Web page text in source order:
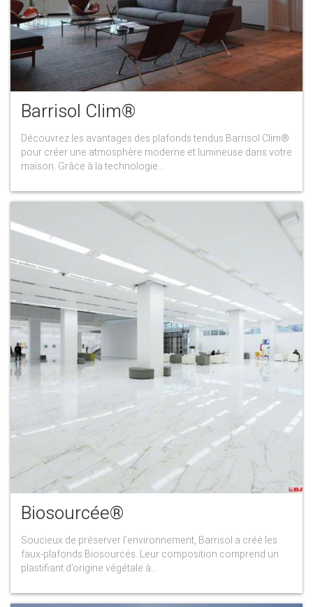
Barrisol Clim®
Découvrez les avantages des plafonds tendus Barrisol Clim®
pour créer une atmosphère moderne et lumineuse dans votre
maison. Grâce à la technologie...
Biosourcée®
Soucieux de préserver l’environnement, Barrisol a créé les
faux-plafonds Biosourcés. Leur composition comprend un
plastifiant d'origine végétale à...